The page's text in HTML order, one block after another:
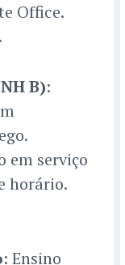
Office.
B):
em serviço
horário.
: Ensino